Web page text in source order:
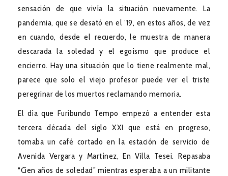
sensación de que vivía la situación nuevamente. La
pandemia, que se desató en el ’19, en estos años, de vez
en cuando, desde el recuerdo, le muestra de manera
descarada la soledad y el egoísmo que produce el
encierro. Hay una situación que lo tiene realmente mal,
parece que solo el viejo profesor puede ver el triste
peregrinar de los muertos reclamando memoria.
El día que Furibundo Tempo empezó a entender esta
tercera década del siglo XXI que está en progreso,
tomaba un café cortado en la estación de servicio de
Avenida Vergara y Martínez, En Villa Tesei. Repasaba
“Cien años de soledad” mientras esperaba a un militante